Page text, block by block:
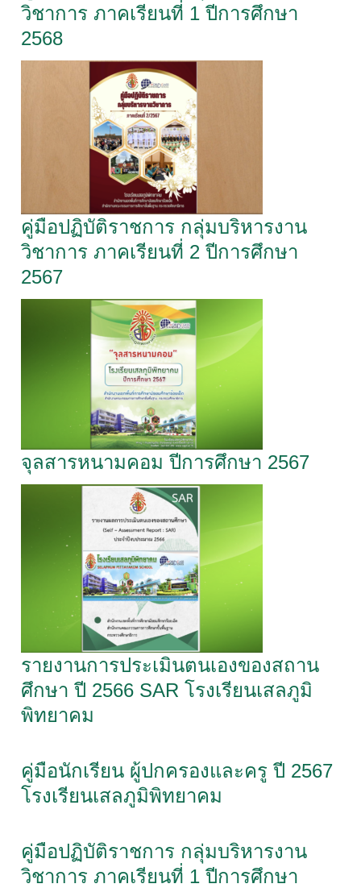
วิชาการ ภาคเรียนที่ 1 ปีการศึกษา
2568
คู่มือปฏิบัติราชการ กลุ่มบริหารงาน
วิชาการ ภาคเรียนที่ 2 ปีการศึกษา
2567
จุลสารหนามคอม ปีการศึกษา 2567
รายงานการประเมินตนเองของสถาน
ศึกษา ปี 2566 SAR โรงเรียนเสลภูมิ
พิทยาคม
คู่มือนักเรียน ผู้ปกครองและครู ปี 2567
โรงเรียนเสลภูมิพิทยาคม
คู่มือปฏิบัติราชการ กลุ่มบริหารงาน
วิชาการ ภาคเรียนที่ 1 ปีการศึกษา